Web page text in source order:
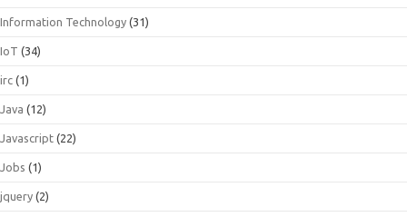
Information Technology (31)
IoT (34)
irc (1)
Java (12)
Javascript (22)
Jobs (1)
jquery (2)